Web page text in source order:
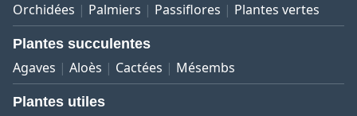
Orchidées
Palmiers Passiflores Plantes vertes
Plantes succulentes
Agaves Aloès Cactées Mésembs
Plantes utiles